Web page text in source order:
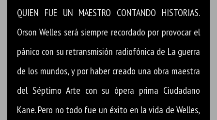
QUIEN FUE UN MAESTRO CONTANDO HISTORIAS.
Orson Welles será siempre recordado por provocar el
pánico con su retransmisión radiofónica de La guerra
de los mundos, y por haber creado una obra maestra
del Séptimo Arte con su ópera prima Ciudadano
Kane. Pero no todo fue un éxito en la vida de Welles,